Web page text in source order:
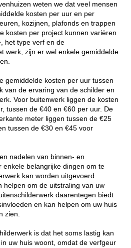
weten we dat veel mensen
kosten per uur en per
kozijnen, plafonds en trappen
kosten per project kunnen variëren
het type verf en de
werk, zijn er wel enkele gemiddelde
gemiddelde kosten per uur tussen
van de ervaring van de schilder en
Voor buitenwerk liggen de kosten
tussen de €40 en €60 per uur. De
meter liggen tussen de €25
tussen de €30 en €45 voor
nadelen van binnen- en
enkele belangrijke dingen om te
kan worden uitgevoerd
helpen om de uitstraling van uw
daarentegen biedt
en kan helpen om uw huis
zien.
is dat het soms lastig kan
uw huis woont, omdat de verfgeur